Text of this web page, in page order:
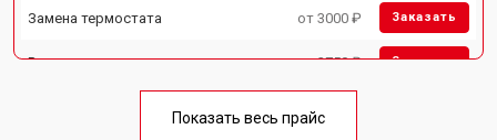
Замена термостата от 3000 ₽ Заказать
Ремонт электропроводки от 2750 ₽ Заказать
Показать весь прайс